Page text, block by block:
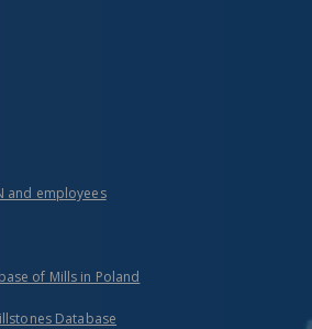
and employees
of Mills in Poland
Database